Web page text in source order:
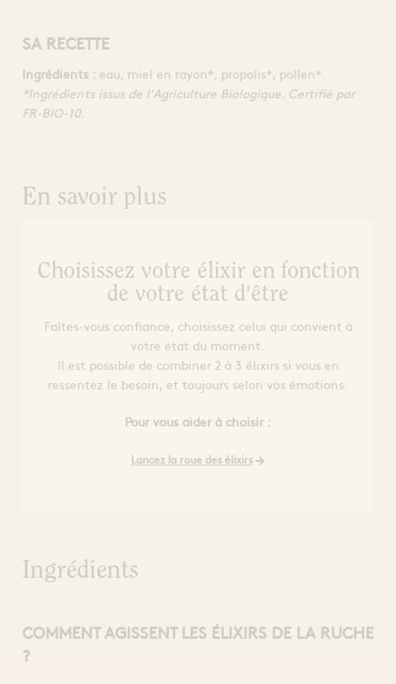
SA RECETTE
Ingrédients : eau, miel en rayon*, propolis*, pollen*.
*Ingrédients issus de l'Agriculture Biologique. Certifié par
FR-BIO-10.
En savoir plus
Choisissez votre élixir en fonction
de votre état d'être
Faîtes-vous confiance, choisissez celui qui convient à
votre état du moment.
Il est possible de combiner 2 à 3 élixirs si vous en
ressentez le besoin, et toujours selon vos émotions.
Pour vous aider à choisir :
Lancez la roue des élixirs
Ingrédients
COMMENT AGISSENT LES ÉLIXIRS DE LA RUCHE
?